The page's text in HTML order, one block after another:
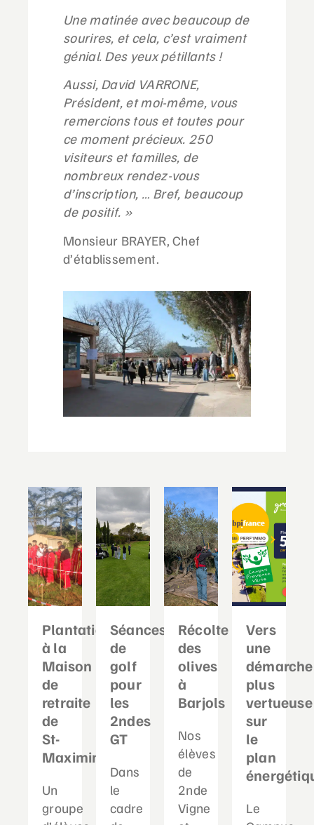
Une matinée avec beaucoup de
sourires, et cela, c’est vraiment
génial. Des yeux pétillants !
Aussi, David VARRONE,
Président, et moi-même, vous
remercions tous et toutes pour
ce moment précieux. 250
visiteurs et familles, de
nombreux rendez-vous
d’inscription, … Bref, beaucoup
de positif. »
Monsieur BRAYER, Chef
d’établissement.
Plantation
à la
Maison
de
retraite
de
St-
Maximin
Un
groupe
Séances
de
golf
pour
les
2ndes
GT
Dans
le
cadre
Récolte
des
olives
à
Barjols
Nos
élèves
de
2nde
Vigne
Vers
une
démarche
plus
vertueuse
sur
le
plan
Le